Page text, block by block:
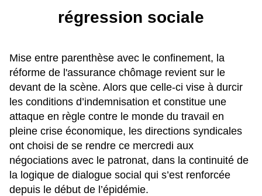
régression sociale
Mise entre parenthèse avec le confinement, la
réforme de l'assurance chômage revient sur le
devant de la scène. Alors que celle-ci vise à durcir
les conditions d’indemnisation et constitue une
attaque en règle contre le monde du travail en
pleine crise économique, les directions syndicales
ont choisi de se rendre ce mercredi aux
négociations avec le patronat, dans la continuité de
la logique de dialogue social qui s’est renforcée
depuis le début de l’épidémie.